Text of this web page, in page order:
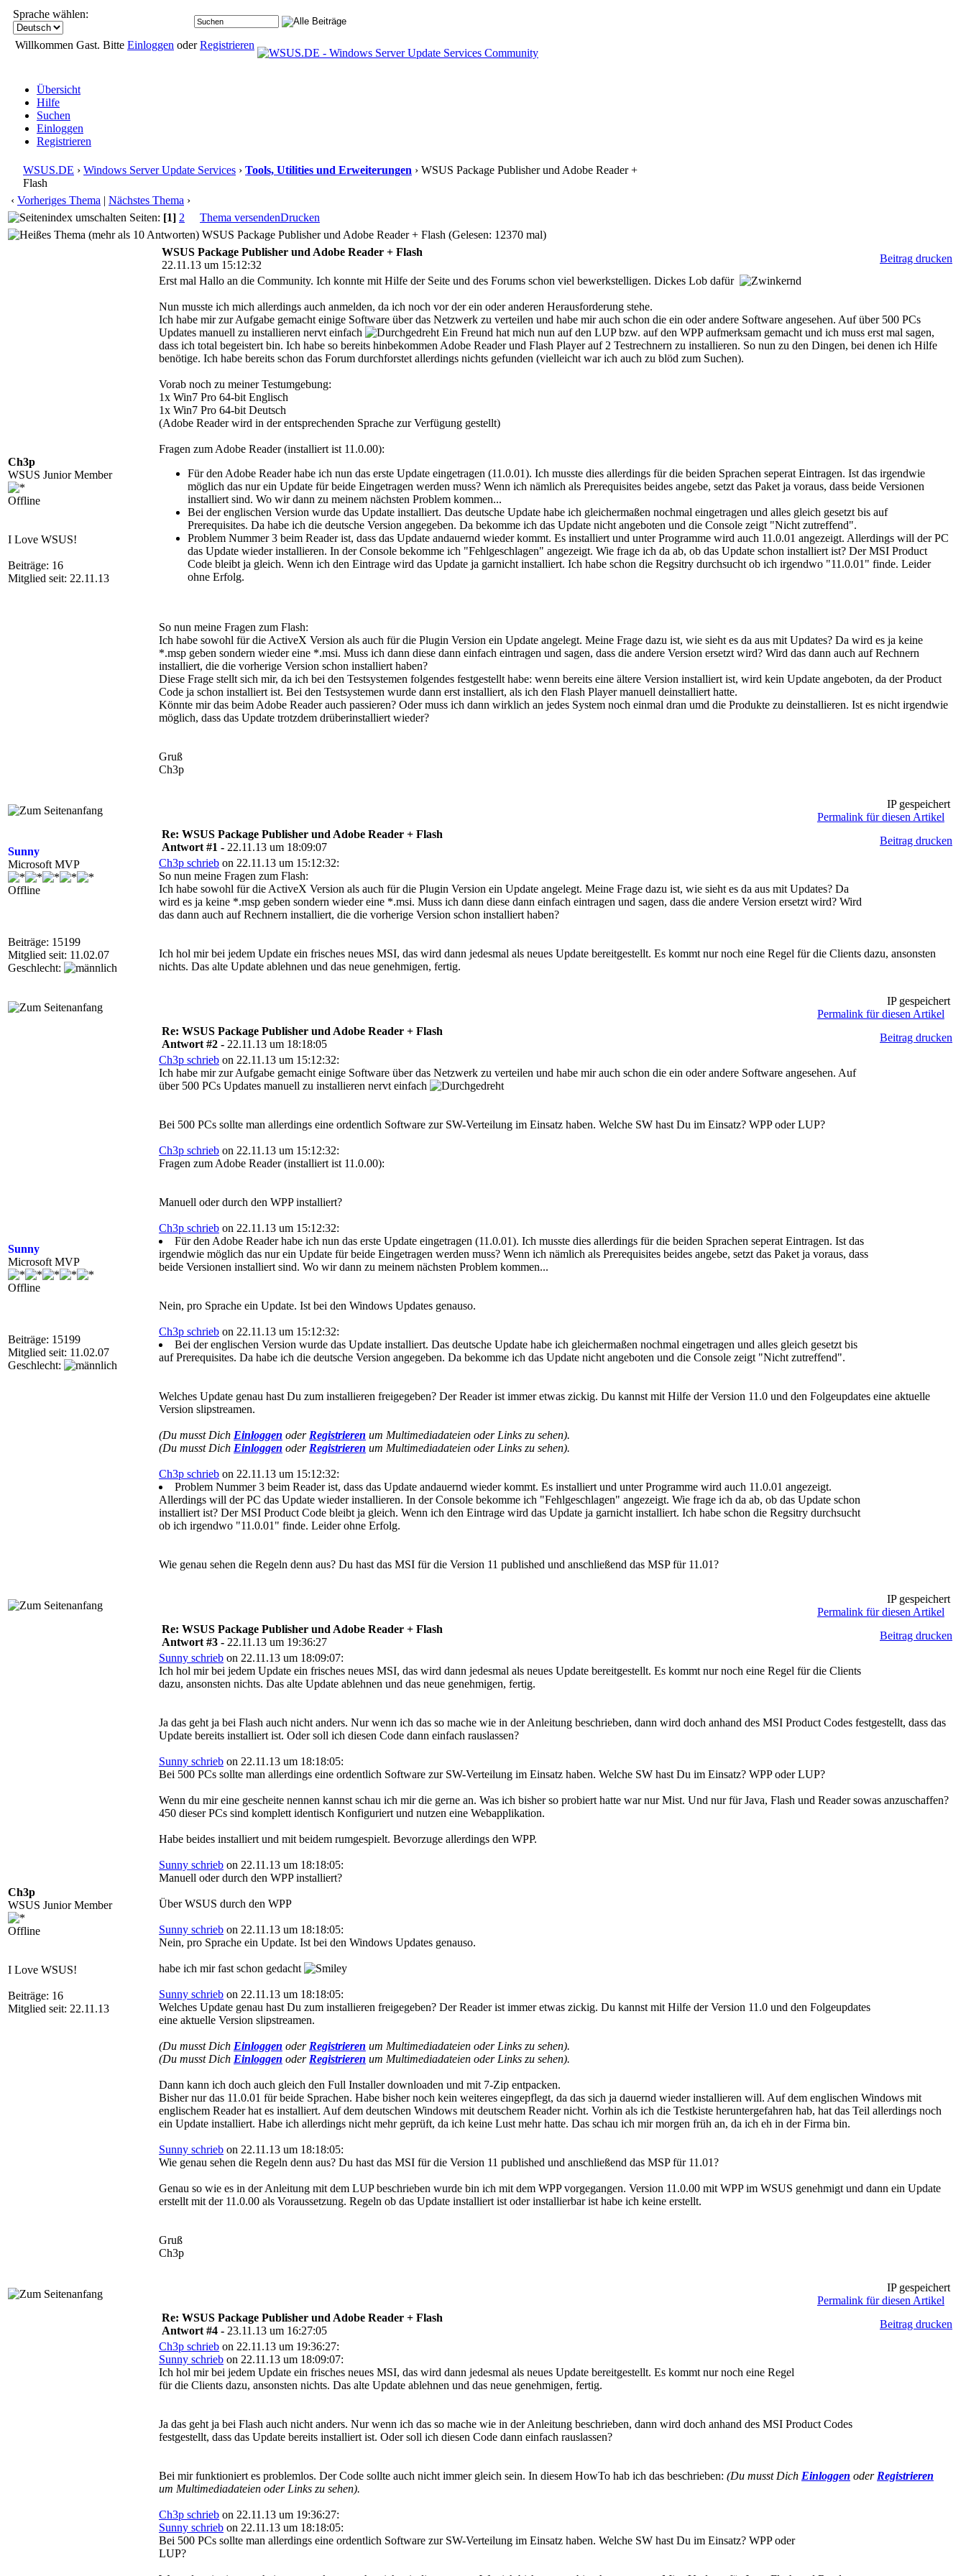
Sprache wählen:
Willkommen Gast. Bitte Einloggen oderRegistrieren
Übersicht
Hilfe
Suchen
Einloggen
Registrieren
WSUS.DE › Windows Server Update Services › Tools, Utilities und Erweiterungen › WSUS Package Publisher und Adobe Reader +
Flash
‹ Vorheriges Thema | Nächstes Thema ›
Seiten: [1] 2 Thema versendenDrucken
WSUS Package Publisher und Adobe Reader + Flash (Gelesen: 12370 mal)
Ch3p
WSUS Junior Member
Offline
I Love WSUS!
Beiträge: 16
Mitglied seit: 22.11.13
WSUS Package Publisher und Adobe Reader + Flash
22.11.13 um 15:12:32
Beitrag drucken
Erst mal Hallo an die Community. Ich konnte mit Hilfe der Seite und des Forums schon viel bewerkstelligen. Dickes Lob dafür
Nun musste ich mich allerdings auch anmelden, da ich noch vor der ein oder anderen Herausforderung stehe.
Ich habe mir zur Aufgabe gemacht einige Software über das Netzwerk zu verteilen und habe mir auch schon die ein oder andere Software angesehen. Auf über 500 PCs
Updates manuell zu installieren nervt einfach
Ein Freund hat mich nun auf den LUP bzw. auf den WPP aufmerksam gemacht und ich muss erst mal sagen,
dass ich total begeistert bin. Ich habe so bereits hinbekommen Adobe Reader und Flash Player auf 2 Testrechnern zu installieren. So nun zu den Dingen, bei denen ich Hilfe
benötige. Ich habe bereits schon das Forum durchforstet allerdings nichts gefunden (vielleicht war ich auch zu blöd zum Suchen).
Vorab noch zu meiner Testumgebung:
1x Win7 Pro 64-bit Englisch
1x Win7 Pro 64-bit Deutsch
(Adobe Reader wird in der entsprechenden Sprache zur Verfügung gestellt)
Fragen zum Adobe Reader (installiert ist 11.0.00):
Für den Adobe Reader habe ich nun das erste Update eingetragen (11.0.01). Ich musste dies allerdings für die beiden Sprachen seperat Eintragen. Ist das irgendwie
möglich das nur ein Update für beide Eingetragen werden muss? Wenn ich nämlich als Prerequisites beides angebe, setzt das Paket ja voraus, dass beide Versionen
installiert sind. Wo wir dann zu meinem nächsten Problem kommen...
Bei der englischen Version wurde das Update installiert. Das deutsche Update habe ich gleichermaßen nochmal eingetragen und alles gleich gesetzt bis auf
Prerequisites. Da habe ich die deutsche Version angegeben. Da bekomme ich das Update nicht angeboten und die Console zeigt "Nicht zutreffend".
Problem Nummer 3 beim Reader ist, dass das Update andauernd wieder kommt. Es installiert und unter Programme wird auch 11.0.01 angezeigt. Allerdings will der PC
das Update wieder installieren. In der Console bekomme ich "Fehlgeschlagen" angezeigt. Wie frage ich da ab, ob das Update schon installiert ist? Der MSI Product
Code bleibt ja gleich. Wenn ich den Eintrage wird das Update ja garnicht installiert. Ich habe schon die Regsitry durchsucht ob ich irgendwo "11.0.01" finde. Leider
ohne Erfolg.
So nun meine Fragen zum Flash:
Ich habe sowohl für die ActiveX Version als auch für die Plugin Version ein Update angelegt. Meine Frage dazu ist, wie sieht es da aus mit Updates? Da wird es ja keine
*.msp geben sondern wieder eine *.msi. Muss ich dann diese dann einfach eintragen und sagen, dass die andere Version ersetzt wird? Wird das dann auch auf Rechnern
installiert, die die vorherige Version schon installiert haben?
Diese Frage stellt sich mir, da ich bei den Testsystemen folgendes festgestellt habe: wenn bereits eine ältere Version installiert ist, wird kein Update angeboten, da der Product
Code ja schon installiert ist. Bei den Testsystemen wurde dann erst installiert, als ich den Flash Player manuell deinstalliert hatte.
Könnte mir das beim Adobe Reader auch passieren? Oder muss ich dann wirklich an jedes System noch einmal dran umd die Produkte zu deinstallieren. Ist es nicht irgendwie
möglich, dass das Update trotzdem drüberinstalliert wieder?
Gruß
Ch3p
IP gespeichert
Permalink für diesen Artikel
Sunny
Microsoft MVP
Offline
Beiträge: 15199
Mitglied seit: 11.02.07
Geschlecht:
Re: WSUS Package Publisher und Adobe Reader + Flash
Antwort #1 - 22.11.13 um 18:09:07
Beitrag drucken
Ch3p schrieb on 22.11.13 um 15:12:32:
So nun meine Fragen zum Flash:
Ich habe sowohl für die ActiveX Version als auch für die Plugin Version ein Update angelegt. Meine Frage dazu ist, wie sieht es da aus mit Updates? Da
wird es ja keine *.msp geben sondern wieder eine *.msi. Muss ich dann diese dann einfach eintragen und sagen, dass die andere Version ersetzt wird? Wird
das dann auch auf Rechnern installiert, die die vorherige Version schon installiert haben?
Ich hol mir bei jedem Update ein frisches neues MSI, das wird dann jedesmal als neues Update bereitgestellt. Es kommt nur noch eine Regel für die Clients dazu, ansonsten
nichts. Das alte Update ablehnen und das neue genehmigen, fertig.
IP gespeichert
Permalink für diesen Artikel
Sunny
Microsoft MVP
Offline
Beiträge: 15199
Mitglied seit: 11.02.07
Geschlecht:
Re: WSUS Package Publisher und Adobe Reader + Flash
Antwort #2 - 22.11.13 um 18:18:05
Beitrag drucken
Ch3p schrieb on 22.11.13 um 15:12:32:
Ich habe mir zur Aufgabe gemacht einige Software über das Netzwerk zu verteilen und habe mir auch schon die ein oder andere Software angesehen. Auf
über 500 PCs Updates manuell zu installieren nervt einfach
Bei 500 PCs sollte man allerdings eine ordentlich Software zur SW-Verteilung im Einsatz haben. Welche SW hast Du im Einsatz? WPP oder LUP?
Ch3p schrieb on 22.11.13 um 15:12:32:
Fragen zum Adobe Reader (installiert ist 11.0.00):
Manuell oder durch den WPP installiert?
Ch3p schrieb on 22.11.13 um 15:12:32:
Für den Adobe Reader habe ich nun das erste Update eingetragen (11.0.01). Ich musste dies allerdings für die beiden Sprachen seperat Eintragen. Ist das
irgendwie möglich das nur ein Update für beide Eingetragen werden muss? Wenn ich nämlich als Prerequisites beides angebe, setzt das Paket ja voraus, dass
beide Versionen installiert sind. Wo wir dann zu meinem nächsten Problem kommen...
Nein, pro Sprache ein Update. Ist bei den Windows Updates genauso.
Ch3p schrieb on 22.11.13 um 15:12:32:
Bei der englischen Version wurde das Update installiert. Das deutsche Update habe ich gleichermaßen nochmal eingetragen und alles gleich gesetzt bis
auf Prerequisites. Da habe ich die deutsche Version angegeben. Da bekomme ich das Update nicht angeboten und die Console zeigt "Nicht zutreffend".
Welches Update genau hast Du zum installieren freigegeben? Der Reader ist immer etwas zickig. Du kannst mit Hilfe der Version 11.0 und den Folgeupdates eine aktuelle
Version slipstreamen.
(Du musst Dich Einloggen oder Registrieren um Multimediadateien oder Links zu sehen).
(Du musst Dich Einloggen oder Registrieren um Multimediadateien oder Links zu sehen).
Ch3p schrieb on 22.11.13 um 15:12:32:
Problem Nummer 3 beim Reader ist, dass das Update andauernd wieder kommt. Es installiert und unter Programme wird auch 11.0.01 angezeigt.
Allerdings will der PC das Update wieder installieren. In der Console bekomme ich "Fehlgeschlagen" angezeigt. Wie frage ich da ab, ob das Update schon
installiert ist? Der MSI Product Code bleibt ja gleich. Wenn ich den Eintrage wird das Update ja garnicht installiert. Ich habe schon die Regsitry durchsucht
ob ich irgendwo "11.0.01" finde. Leider ohne Erfolg.
Wie genau sehen die Regeln denn aus? Du hast das MSI für die Version 11 published und anschließend das MSP für 11.01?
IP gespeichert
Permalink für diesen Artikel
Ch3p
WSUS Junior Member
Offline
I Love WSUS!
Beiträge: 16
Mitglied seit: 22.11.13
Re: WSUS Package Publisher und Adobe Reader + Flash
Antwort #3 - 22.11.13 um 19:36:27
Beitrag drucken
Sunny schrieb on 22.11.13 um 18:09:07:
Ich hol mir bei jedem Update ein frisches neues MSI, das wird dann jedesmal als neues Update bereitgestellt. Es kommt nur noch eine Regel für die Clients
dazu, ansonsten nichts. Das alte Update ablehnen und das neue genehmigen, fertig.
Ja das geht ja bei Flash auch nicht anders. Nur wenn ich das so mache wie in der Anleitung beschrieben, dann wird doch anhand des MSI Product Codes festgestellt, dass das
Update bereits installiert ist. Oder soll ich diesen Code dann einfach rauslassen?
Sunny schrieb on 22.11.13 um 18:18:05:
Bei 500 PCs sollte man allerdings eine ordentlich Software zur SW-Verteilung im Einsatz haben. Welche SW hast Du im Einsatz? WPP oder LUP?
Wenn du mir eine gescheite nennen kannst schau ich mir die gerne an. Was ich bisher so probiert hatte war nur Mist. Und nur für Java, Flash und Reader sowas anzuschaffen?
450 dieser PCs sind komplett identisch Konfiguriert und nutzen eine Webapplikation.
Habe beides installiert und mit beidem rumgespielt. Bevorzuge allerdings den WPP.
Sunny schrieb on 22.11.13 um 18:18:05:
Manuell oder durch den WPP installiert?
Über WSUS durch den WPP
Sunny schrieb on 22.11.13 um 18:18:05:
Nein, pro Sprache ein Update. Ist bei den Windows Updates genauso.
habe ich mir fast schon gedacht
Sunny schrieb on 22.11.13 um 18:18:05:
Welches Update genau hast Du zum installieren freigegeben? Der Reader ist immer etwas zickig. Du kannst mit Hilfe der Version 11.0 und den Folgeupdates
eine aktuelle Version slipstreamen.
(Du musst Dich Einloggen oder Registrieren um Multimediadateien oder Links zu sehen).
(Du musst Dich Einloggen oder Registrieren um Multimediadateien oder Links zu sehen).
Dann kann ich doch auch gleich den Full Installer downloaden und mit 7-Zip entpacken.
Bisher nur das 11.0.01 für beide Sprachen. Habe bisher noch kein weiteres eingepflegt, da das sich ja dauernd wieder installieren will. Auf dem englischen Windows mit
englischem Reader hat es installiert. Auf dem deutschen Windows mit deutschem Reader nicht. Vorhin als ich die Testkiste heruntergefahren hab, hat das Teil allerdings noch
ein Update installiert. Habe ich allerdings nicht mehr geprüft, da ich keine Lust mehr hatte. Das schau ich mir morgen früh an, da ich eh in der Firma bin.
Sunny schrieb on 22.11.13 um 18:18:05:
Wie genau sehen die Regeln denn aus? Du hast das MSI für die Version 11 published und anschließend das MSP für 11.01?
Genau so wie es in der Anleitung mit dem LUP beschrieben wurde bin ich mit dem WPP vorgegangen. Version 11.0.00 mit WPP im WSUS genehmigt und dann ein Update
erstellt mit der 11.0.00 als Voraussetzung. Regeln ob das Update installiert ist oder installierbar ist habe ich keine erstellt.
Gruß
Ch3p
IP gespeichert
Permalink für diesen Artikel
Re: WSUS Package Publisher und Adobe Reader + Flash
Antwort #4 - 23.11.13 um 16:27:05
Beitrag drucken
Ch3p schrieb on 22.11.13 um 19:36:27:
Sunny schrieb on 22.11.13 um 18:09:07:
Ich hol mir bei jedem Update ein frisches neues MSI, das wird dann jedesmal als neues Update bereitgestellt. Es kommt nur noch eine Regel
für die Clients dazu, ansonsten nichts. Das alte Update ablehnen und das neue genehmigen, fertig.
Ja das geht ja bei Flash auch nicht anders. Nur wenn ich das so mache wie in der Anleitung beschrieben, dann wird doch anhand des MSI Product Codes
festgestellt, dass das Update bereits installiert ist. Oder soll ich diesen Code dann einfach rauslassen?
Bei mir funktioniert es problemlos. Der Code sollte auch nicht immer gleich sein. In diesem HowTo hab ich das beschrieben: (Du musst Dich Einloggen oder Registrieren
um Multimediadateien oder Links zu sehen).
Ch3p schrieb on 22.11.13 um 19:36:27:
Sunny schrieb on 22.11.13 um 18:18:05:
Bei 500 PCs sollte man allerdings eine ordentlich Software zur SW-Verteilung im Einsatz haben. Welche SW hast Du im Einsatz? WPP oder
LUP?